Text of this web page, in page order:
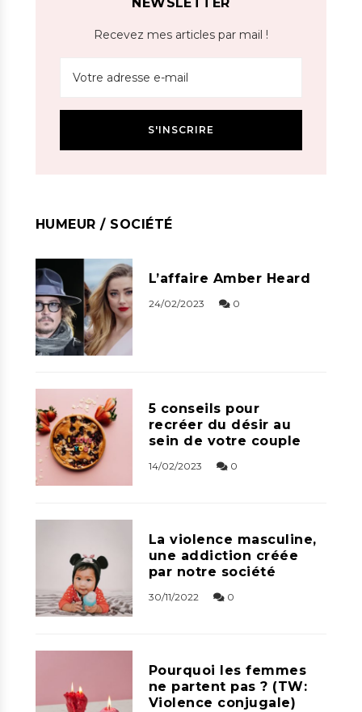
Recevez mes articles par mail !
HUMEUR / SOCIÉTÉ
L’affaire Amber Heard
24/02/2023 0
5 conseils pour
recréer du désir au
sein de votre couple
14/02/2023 0
La violence masculine,
une addiction créée
par notre société
30/11/2022 0
Pourquoi les femmes
ne partent pas ? (TW:
Violence conjugale)